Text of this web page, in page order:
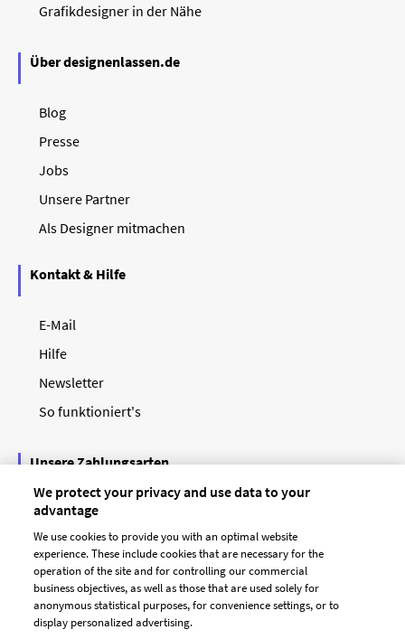
Grafikdesigner in der Nähe
Über designenlassen.de
Blog
Presse
Jobs
Unsere Partner
Als Designer mitmachen
Kontakt & Hilfe
E-Mail
Hilfe
Newsletter
So funktioniert's
Unsere Zahlungsarten
We protect your privacy and use data to your
advantage
We use cookies to provide you with an optimal website
experience. These include cookies that are necessary for the
operation of the site and for controlling our commercial
business objectives, as well as those that are used solely for
anonymous statistical purposes, for convenience settings, or to
display personalized advertising.